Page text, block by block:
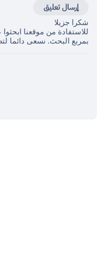
إرسال تعليق
شكرا جزيلا
للاستفادة من موقعنا
بمربع البحث. نسعى دائما